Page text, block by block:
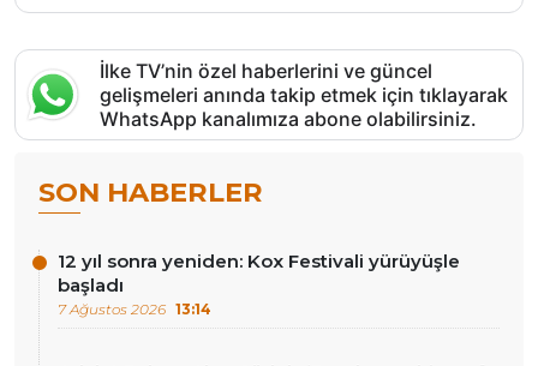
İlke TV’nin özel haberlerini ve güncel
gelişmeleri anında takip etmek için tıklayarak
WhatsApp kanalımıza abone olabilirsiniz.
SON HABERLER
12 yıl sonra yeniden: Kox Festivali yürüyüşle
başladı
7 Ağustos 2026 13:14